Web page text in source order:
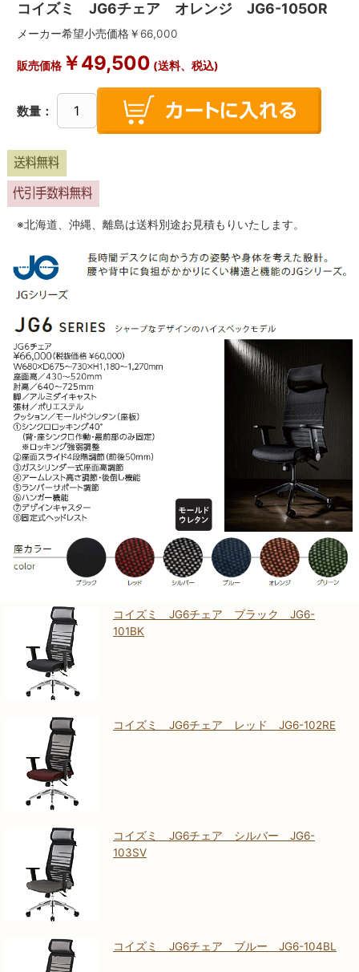
コイズミ JG6チェア オレンジ JG6-105OR
メーカー希望小売価格￥ 66,000
販売価格￥49,500 (送料、税込)
数量：
※北海道、沖縄、離島は送料別途お見積もりいたします。
コイズミ JG6チェア ブラック JG6-
101BK
コイズミ JG6チェア レッド JG6-102RE
コイズミ JG6チェア シルバー JG6-
103SV
コイズミ JG6チェア ブルー JG6-104BL